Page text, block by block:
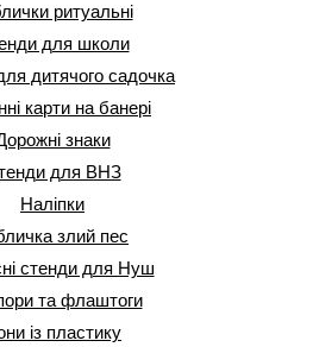
ритуальні
для школи
дитячого садочка
карти на банері
знаки
для ВНЗ
Наліпки
злий пес
стенди для Нуш
та флаштоги
із пластику